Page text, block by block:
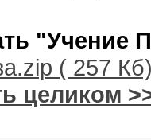
"Учение
( 257
целиком